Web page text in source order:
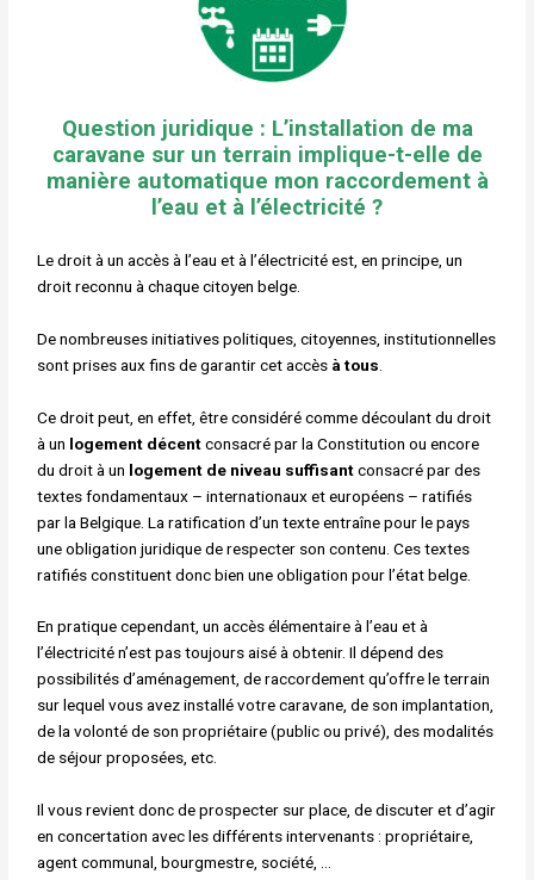
Question juridique : L’installation de ma
caravane sur un terrain implique-t-elle de
manière automatique mon raccordement à
l’eau et à l’électricité ?
Le droit à un accès à l’eau et à l’électricité est, en principe, un
droit reconnu à chaque citoyen belge.
De nombreuses initiatives politiques, citoyennes, institutionnelles
sontprises aux fins de garantir cet accès à tous
Ce droit peut, en effet, être considéré comme découlant du droit
à un logement décentconsacré par la Constitution ou encore
du droit à un logement de niveau suffisantconsacré par des
textes fondamentaux –internationaux et européens – ratifiés
par la Belgique. La ratification d’untexte entraîne pour le pays
une obligation juridique de respecter soncontenu. Ces textes
ratifiés constituent donc bien une obligation pourl’état belge.
En pratique cependant, un accès élémentaire à l’eau et à
l’électricité n’estpas toujours aisé à obtenir. Il dépend des
possibilités d’aménagement,de raccordement qu’offre le terrain
sur lequel vous avez installé votrecaravane, de son implantation,
de la volonté de son propriétaire (publicou privé), des modalités
de séjour proposées, etc.
Il vous revient donc de prospecter sur place, de discuter et d’agir
enconcertation avec les différents intervenants : propriétaire,
agentcommunal, bourgmestre, société, …